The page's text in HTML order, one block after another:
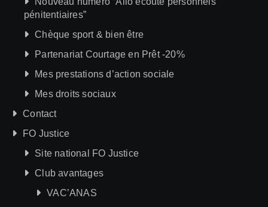
pénitentiaires”
Chèque sport & bien être
Partenariat Courtage en Prêt -20%
Mes prestations d’action sociale
Mes droits sociaux
Contact
FO Justice
Site national FO Justice
Club avantages
VAC’ANAS